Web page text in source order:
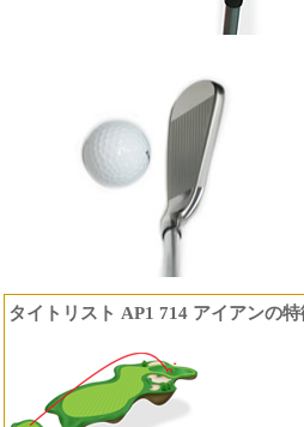
タイトリスト AP1 714 アイアンの特